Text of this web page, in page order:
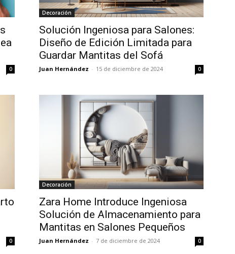
0
Decoración
Solución Ingeniosa para Salones:
Diseño de Edición Limitada para
Guardar Mantitas del Sofá
Juan Hernández - 15 de diciembre de 2024 0
0
Decoración
Zara Home Introduce Ingeniosa
Solución de Almacenamiento para
Mantitas en Salones Pequeños
Juan Hernández - 7 de diciembre de 2024 0